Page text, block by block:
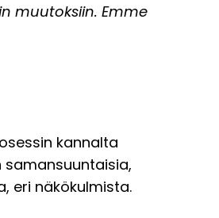
muutoksiin. Emme
kannalta
eri näkökulmista.